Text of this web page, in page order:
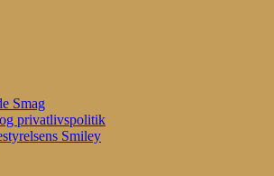
Smag
privatlivspolitik
Smiley